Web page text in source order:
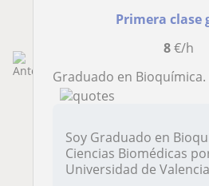
Primera clase
8€/h
Graduado en Bioquímica. Doy clases a alumnos de la ESO y
Soy Graduado en
Ciencias Biomédicas
Universidad de